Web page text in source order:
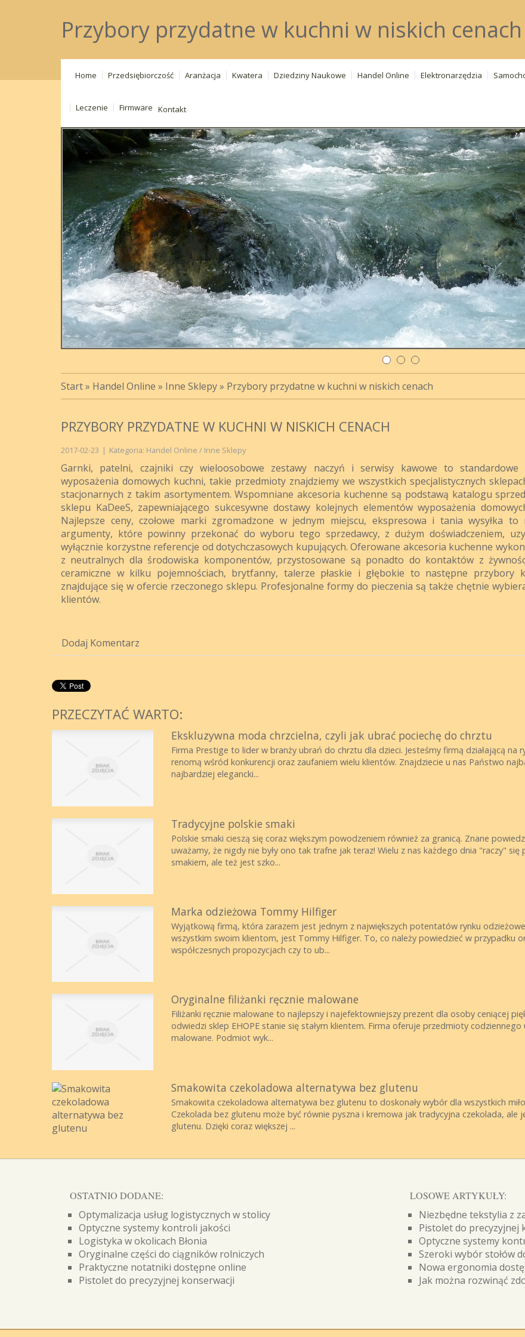
Przybory przydatne w kuchni w niskich cenach
Home Przedsiębiorczość Aranżacja Kwatera Dziedziny Naukowe Handel Online Elektronarzędzia
Leczenie Firmware Kontakt
Start» Handel Online » Inne Sklepy» Przybory przydatne w kuchni w niskich cenach
PRZYBORY PRZYDATNE W KUCHNI W NISKICH CENACH
2017-02-23 | Kategoria: Handel Online / Inne Sklepy
Garnki, patelni, czajniki czy wieloosobowe zestawy naczyń i serwisy kawowe to standardowe
wyposażenia domowych kuchni, takie przedmioty znajdziemy we wszystkich specjalistycznych
stacjonarnych z takim asortymentem. Wspomniane akcesoria kuchenne są podstawą katalogu
sklepu KaDeeS, zapewniającego sukcesywne dostawy kolejnych elementów wyposażenia
Najlepsze ceny, czołowe marki zgromadzone w jednym miejscu, ekspresowa i tania wysyłka to
argumenty, które powinny przekonać do wyboru tego sprzedawcy, z dużym doświadczeniem,
wyłącznie korzystne referencje od dotychczasowych kupujących. Oferowane akcesoria kuchenne
z neutralnych dla środowiska komponentów, przystosowane są ponadto do kontaktów z
ceramiczne w kilku pojemnościach, brytfanny, talerze płaskie i głębokie to następne przybory
znajdujące się w ofercie rzeczonego sklepu. Profesjonalne formy do pieczenia są także chętnie
klientów.
Dodaj Komentarz
PRZECZYTAĆ WARTO:
Ekskluzywna moda chrzcielna, czyli jak ubrać pociechę do chrztu
Firma Prestige to lider w branży ubrań do chrztu dla dzieci. Jesteśmy firmą działającą na
renomą wśród konkurencji oraz zaufaniem wielu klientów. Znajdziecie u nas Państwo
najbardziej elegancki...
Tradycyjne polskie smaki
Polskie smaki cieszą się coraz większym powodzeniem również za granicą. Znane
uważamy, że nigdy nie były ono tak trafne jak teraz! Wielu z nas każdego dnia "raczy"
smakiem, ale też jest szko...
Marka odzieżowa Tommy Hilfiger
Wyjątkową firmą, która zarazem jest jednym z największych potentatów rynku
wszystkim swoim klientom, jest Tommy Hilfiger. To, co należy powiedzieć w przypadku
współczesnych propozycjach czy to ub...
Oryginalne filiżanki ręcznie malowane
Filiżanki ręcznie malowane to najlepszy i najefektowniejszy prezent dla osoby ceniącej
odwiedzi sklep EHOPE stanie się stałym klientem. Firma oferuje przedmioty codziennego
malowane. Podmiot wyk...
Smakowita czekoladowa alternatywa bez glutenu
Smakowita czekoladowa alternatywa bez glutenu to doskonały wybór dla wszystkich
Czekolada bez glutenu może być równie pyszna i kremowa jak tradycyjna czekolada,
glutenu. Dzięki coraz większej ...
OSTATNIO DODANE:
Optymalizacja usług logistycznych w stolicy
Optyczne systemy kontroli jakości
Logistyka w okolicach Błonia
Oryginalne części do ciągników rolniczych
Praktyczne notatniki dostępne online
Pistolet do precyzyjnej konserwacji
LOSOWE ARTYKUŁY:
Niezbędne tekstylia z
Pistolet do precyzyjnej
Optyczne systemy
Szeroki wybór stołów
Nowa ergonomia
Jak można rozwinąć